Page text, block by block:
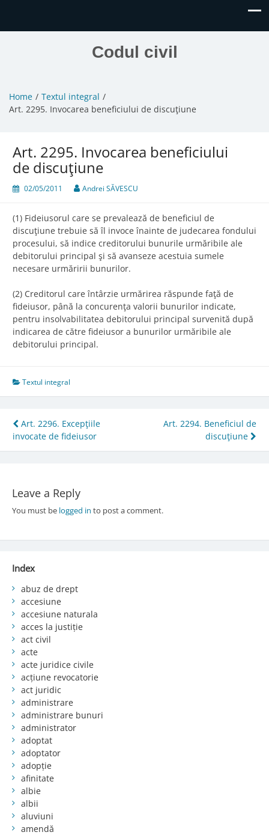
Codul civil
Home
Textul integral
Art. 2295. Invocarea beneficiului de discuţiune
Art. 2295. Invocarea beneficiului
de discuţiune
02/05/2011 Andrei SĂVESCU
(1) Fideiusorul care se prevalează de beneficiul de
discuţiune trebuie să îl invoce înainte de judecarea fondului
procesului, să indice creditorului bunurile urmăribile ale
debitorului principal şi să avanseze acestuia sumele
necesare urmăririi bunurilor.
(2) Creditorul care întârzie urmărirea răspunde faţă de
fideiusor, până la concurenţa valorii bunurilor indicate,
pentru insolvabilitatea debitorului principal survenită după
indicarea de către fideiusor a bunurilor urmăribile ale
debitorului principal.
Textul integral
Post
navigation
Art. 2296. Excepţiile
invocate de fideiusor
Art. 2294. Beneficiul de
discuţiune
Leave a Reply
You must be logged in to post a comment.
Index
abuz de drept
accesiune
accesiune naturala
acces la justiție
act civil
acte
acte juridice civile
acțiune revocatorie
act juridic
administrare
administrare bunuri
administrator
adoptat
adoptator
adopție
afinitate
albie
albii
aluviuni
amendă